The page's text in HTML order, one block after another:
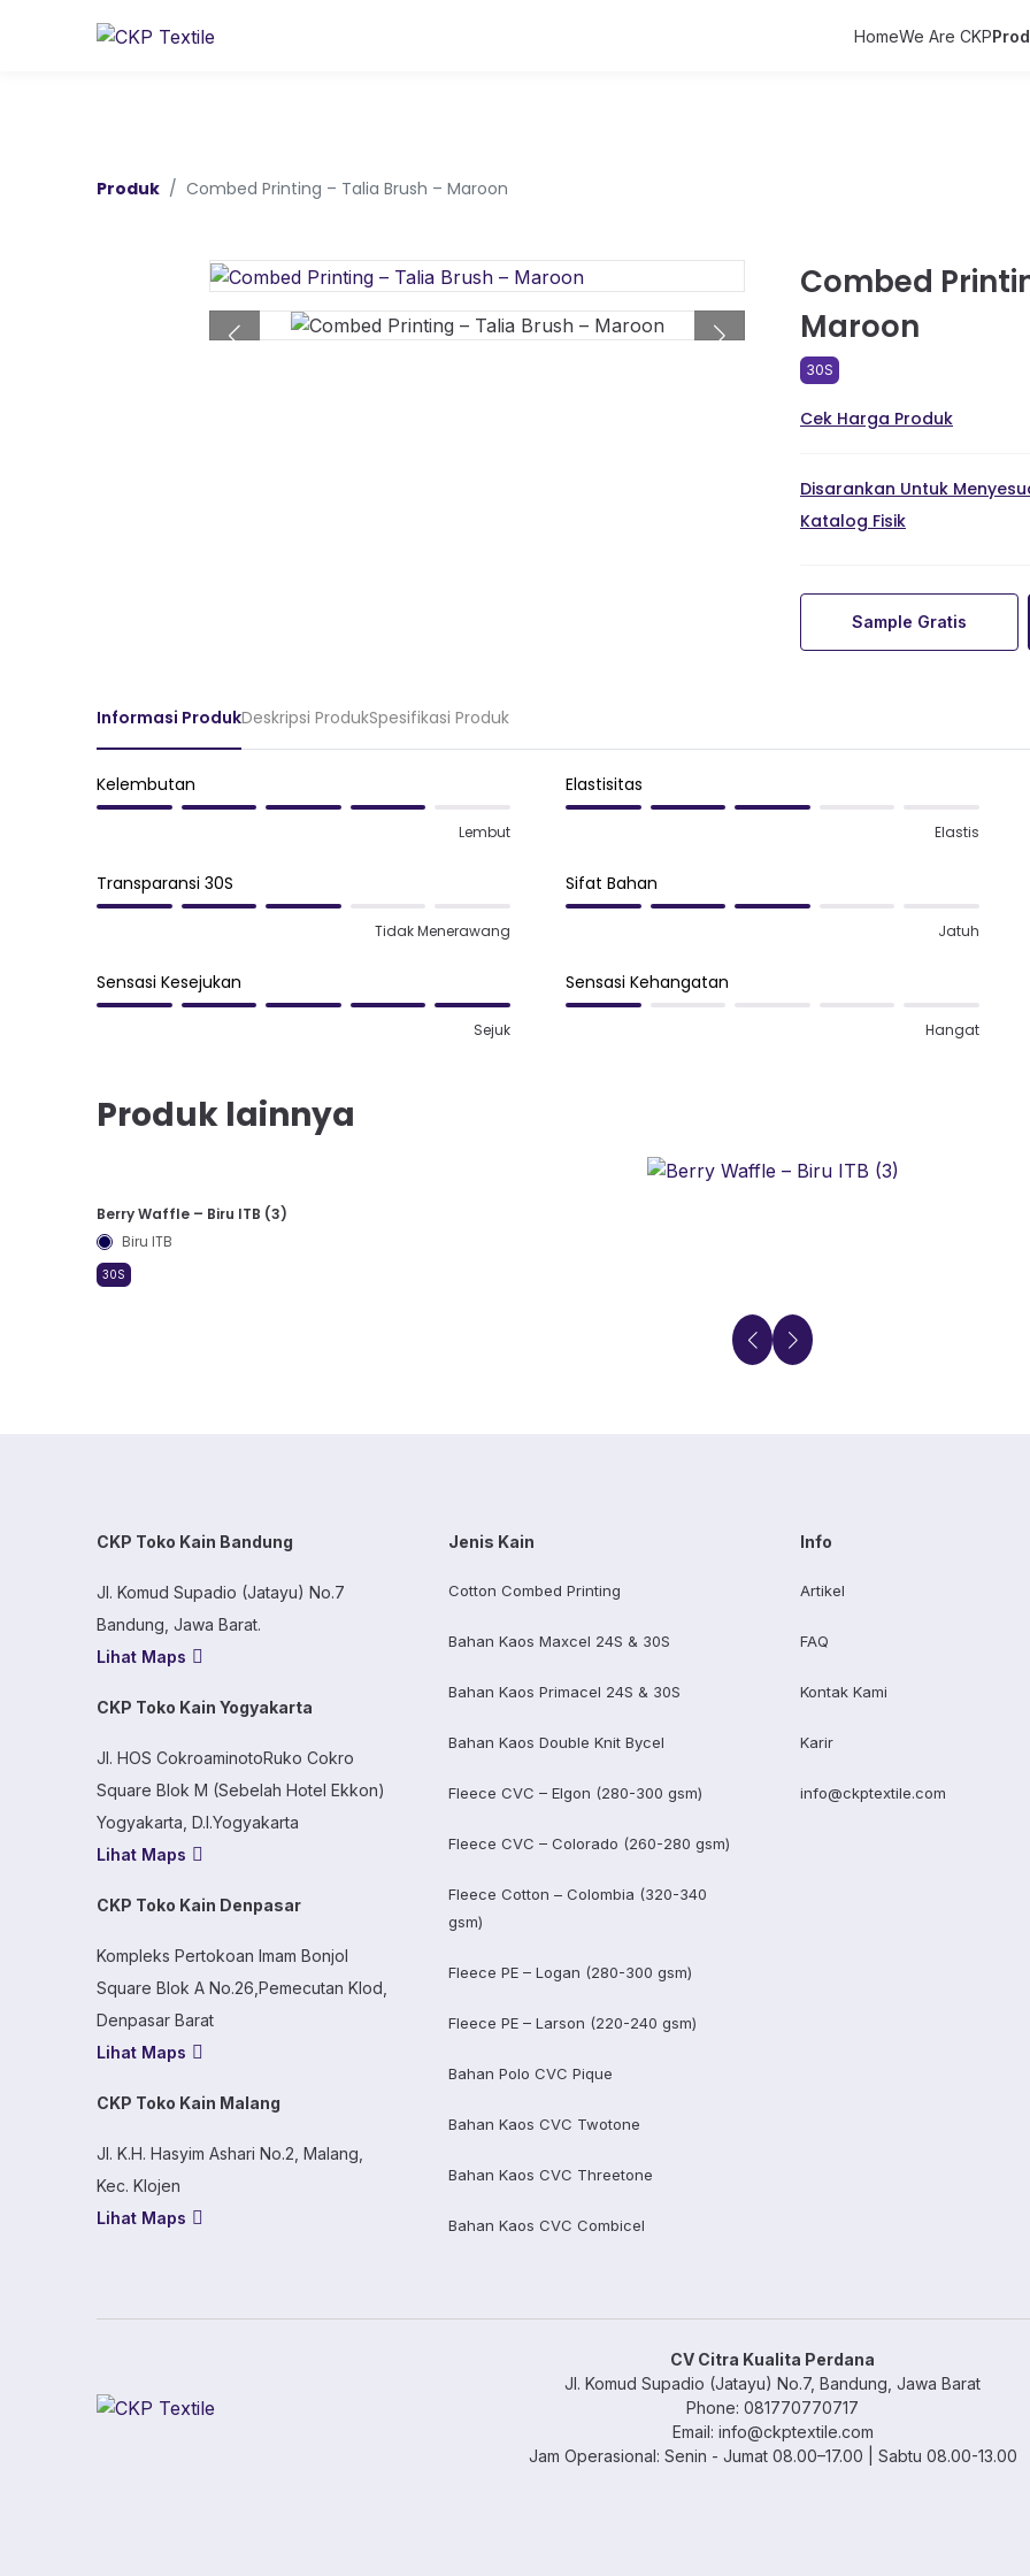
HomeWe Are CKP
Produk Combed Printing – Talia Brush – Maroon
Combed
Maroon
30S
Cek Harga Produk
Disarankan Untuk
Katalog Fisik
Sample Gratis
Informasi ProdukDeskripsi ProdukSpesifikasi Produk
Kelembutan
Lembut
Elastisitas
Elastis
Transparansi 30S
Tidak Menerawang
Sifat Bahan
Jatuh
Sensasi Kesejukan
Sejuk
Sensasi Kehangatan
Hangat
Produk lainnya
Berry Waffle – Biru ITB (3)
Biru ITB
30S
CKP Toko Kain Bandung
Jl. Komud Supadio (Jatayu) No.7
Bandung, Jawa Barat.
Lihat Maps
CKP Toko Kain Yogyakarta
Jl. HOS CokroaminotoRuko Cokro
Square Blok M (Sebelah Hotel Ekkon)
Yogyakarta, D.I.Yogyakarta
Lihat Maps
CKP Toko Kain Denpasar
Kompleks Pertokoan Imam Bonjol
Square Blok A No.26,Pemecutan Klod,
Denpasar Barat
Lihat Maps
CKP Toko Kain Malang
Jl. K.H. Hasyim Ashari No.2, Malang,
Kec. Klojen
Lihat Maps
Jenis Kain
Cotton Combed Printing
Bahan Kaos Maxcel 24S & 30S
Bahan Kaos Primacel 24S & 30S
Bahan Kaos Double Knit Bycel
Fleece CVC – Elgon (280-300 gsm)
Fleece CVC – Colorado (260-280 gsm)
Fleece Cotton – Colombia (320-340
gsm)
Fleece PE – Logan (280-300 gsm)
Fleece PE – Larson (220-240 gsm)
Bahan Polo CVC Pique
Bahan Kaos CVC Twotone
Bahan Kaos CVC Threetone
Bahan Kaos CVC Combicel
Info
Artikel
FAQ
Kontak Kami
Karir
info@ckptextile.com
CV Citra Kualita Perdana
Jl. Komud Supadio (Jatayu) No.7, Bandung, Jawa Barat
Phone: 081770770717
Email: info@ckptextile.com
Jam Operasional: Senin - Jumat 08.00–17.00 | Sabtu 08.00-13.00